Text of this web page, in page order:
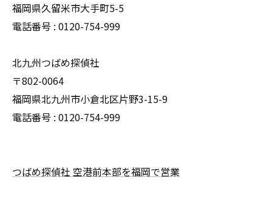
福岡県久留米市大手町5-5
電話番号 : 0120-754-999
北九州つばめ探偵社
〒802-0064
福岡県北九州市小倉北区片野3-15-9
電話番号 : 0120-754-999
つばめ探偵社 空港前本部を福岡で営業